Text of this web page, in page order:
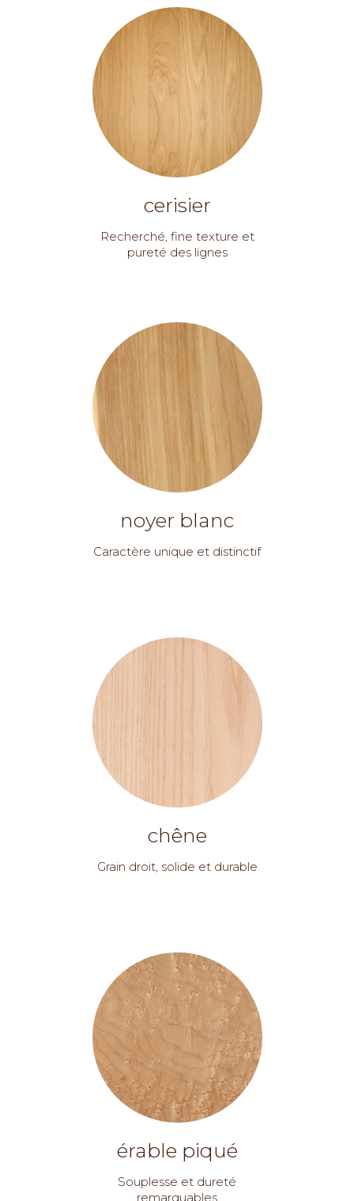
cerisier
Recherché, fine texture et
pureté des lignes
noyer blanc
Caractère unique et distinctif
chêne
Grain droit, solide et durable
érable piqué
Souplesse et dureté
remarquables